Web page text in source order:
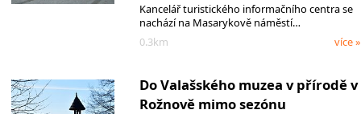
Kancelář turistického informačního centra se
nachází na Masarykově náměstí…
0.3km
více »
Do Valašského muzea v přírodě v
Rožnově mimo sezónu